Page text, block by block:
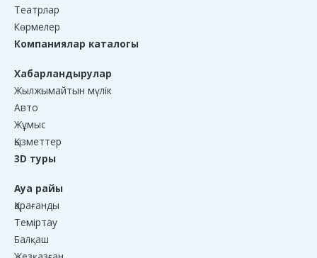
Театрлар
Көрмелер
Компаниялар каталогы
Хабарландырулар
Жылжымайтын мүлік
Авто
Жұмыс
Қызметтер
3D туры
Ауа райы
Қарағанды
Теміртау
Балқаш